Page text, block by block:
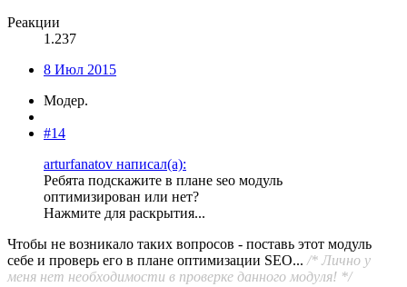
Реакции
1.237
8 Июл 2015
Модер.
#14
arturfanatov написал(а):
Ребята подскажите в плане seo модуль
оптимизирован или нет?
Нажмите для раскрытия...
Чтобы не возникало таких вопросов - поставь этот модуль
себе и проверь его в плане оптимизации SEO... /* Лично у
меня нет необходимости в проверке данного модуля! */